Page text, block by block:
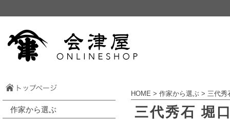
作家から選ぶ
HOME > 作家から選ぶ > 三代秀
三代秀石